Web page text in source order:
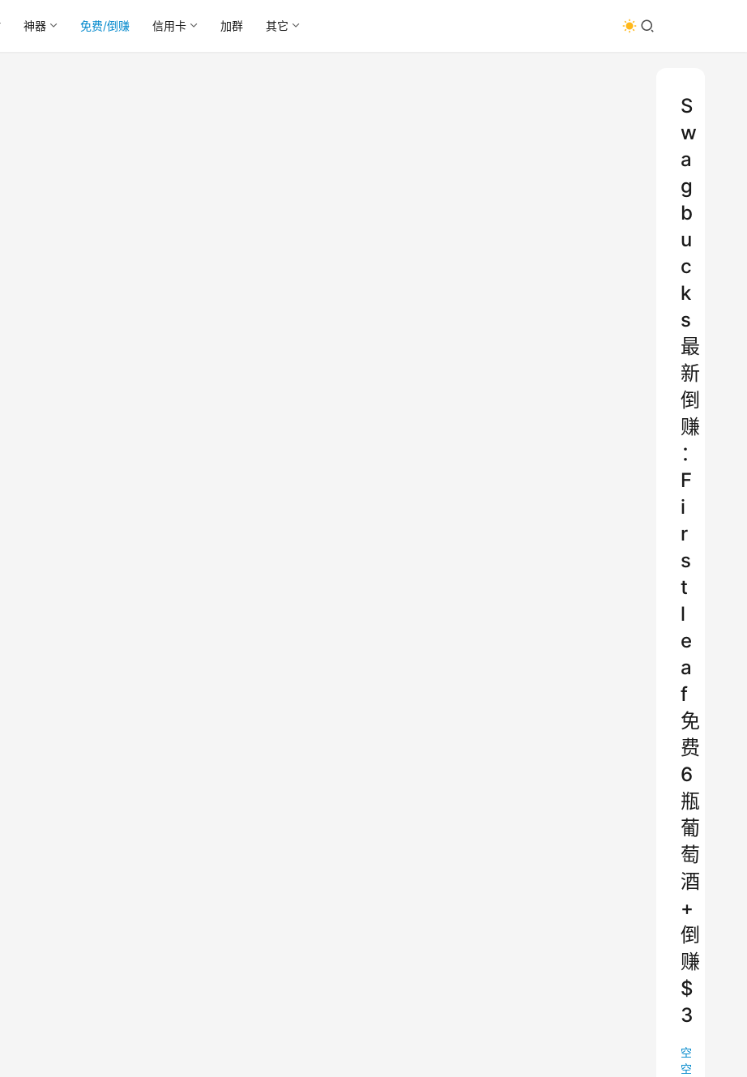
神器 免费/倒赚 信用卡 加群 其它
S
w
a
g
b
u
c
k
s
最
新
倒
赚
：
F
i
r
s
t
l
e
a
f
免
费
6
瓶
葡
萄
酒
+
倒
赚
$
3
空
空